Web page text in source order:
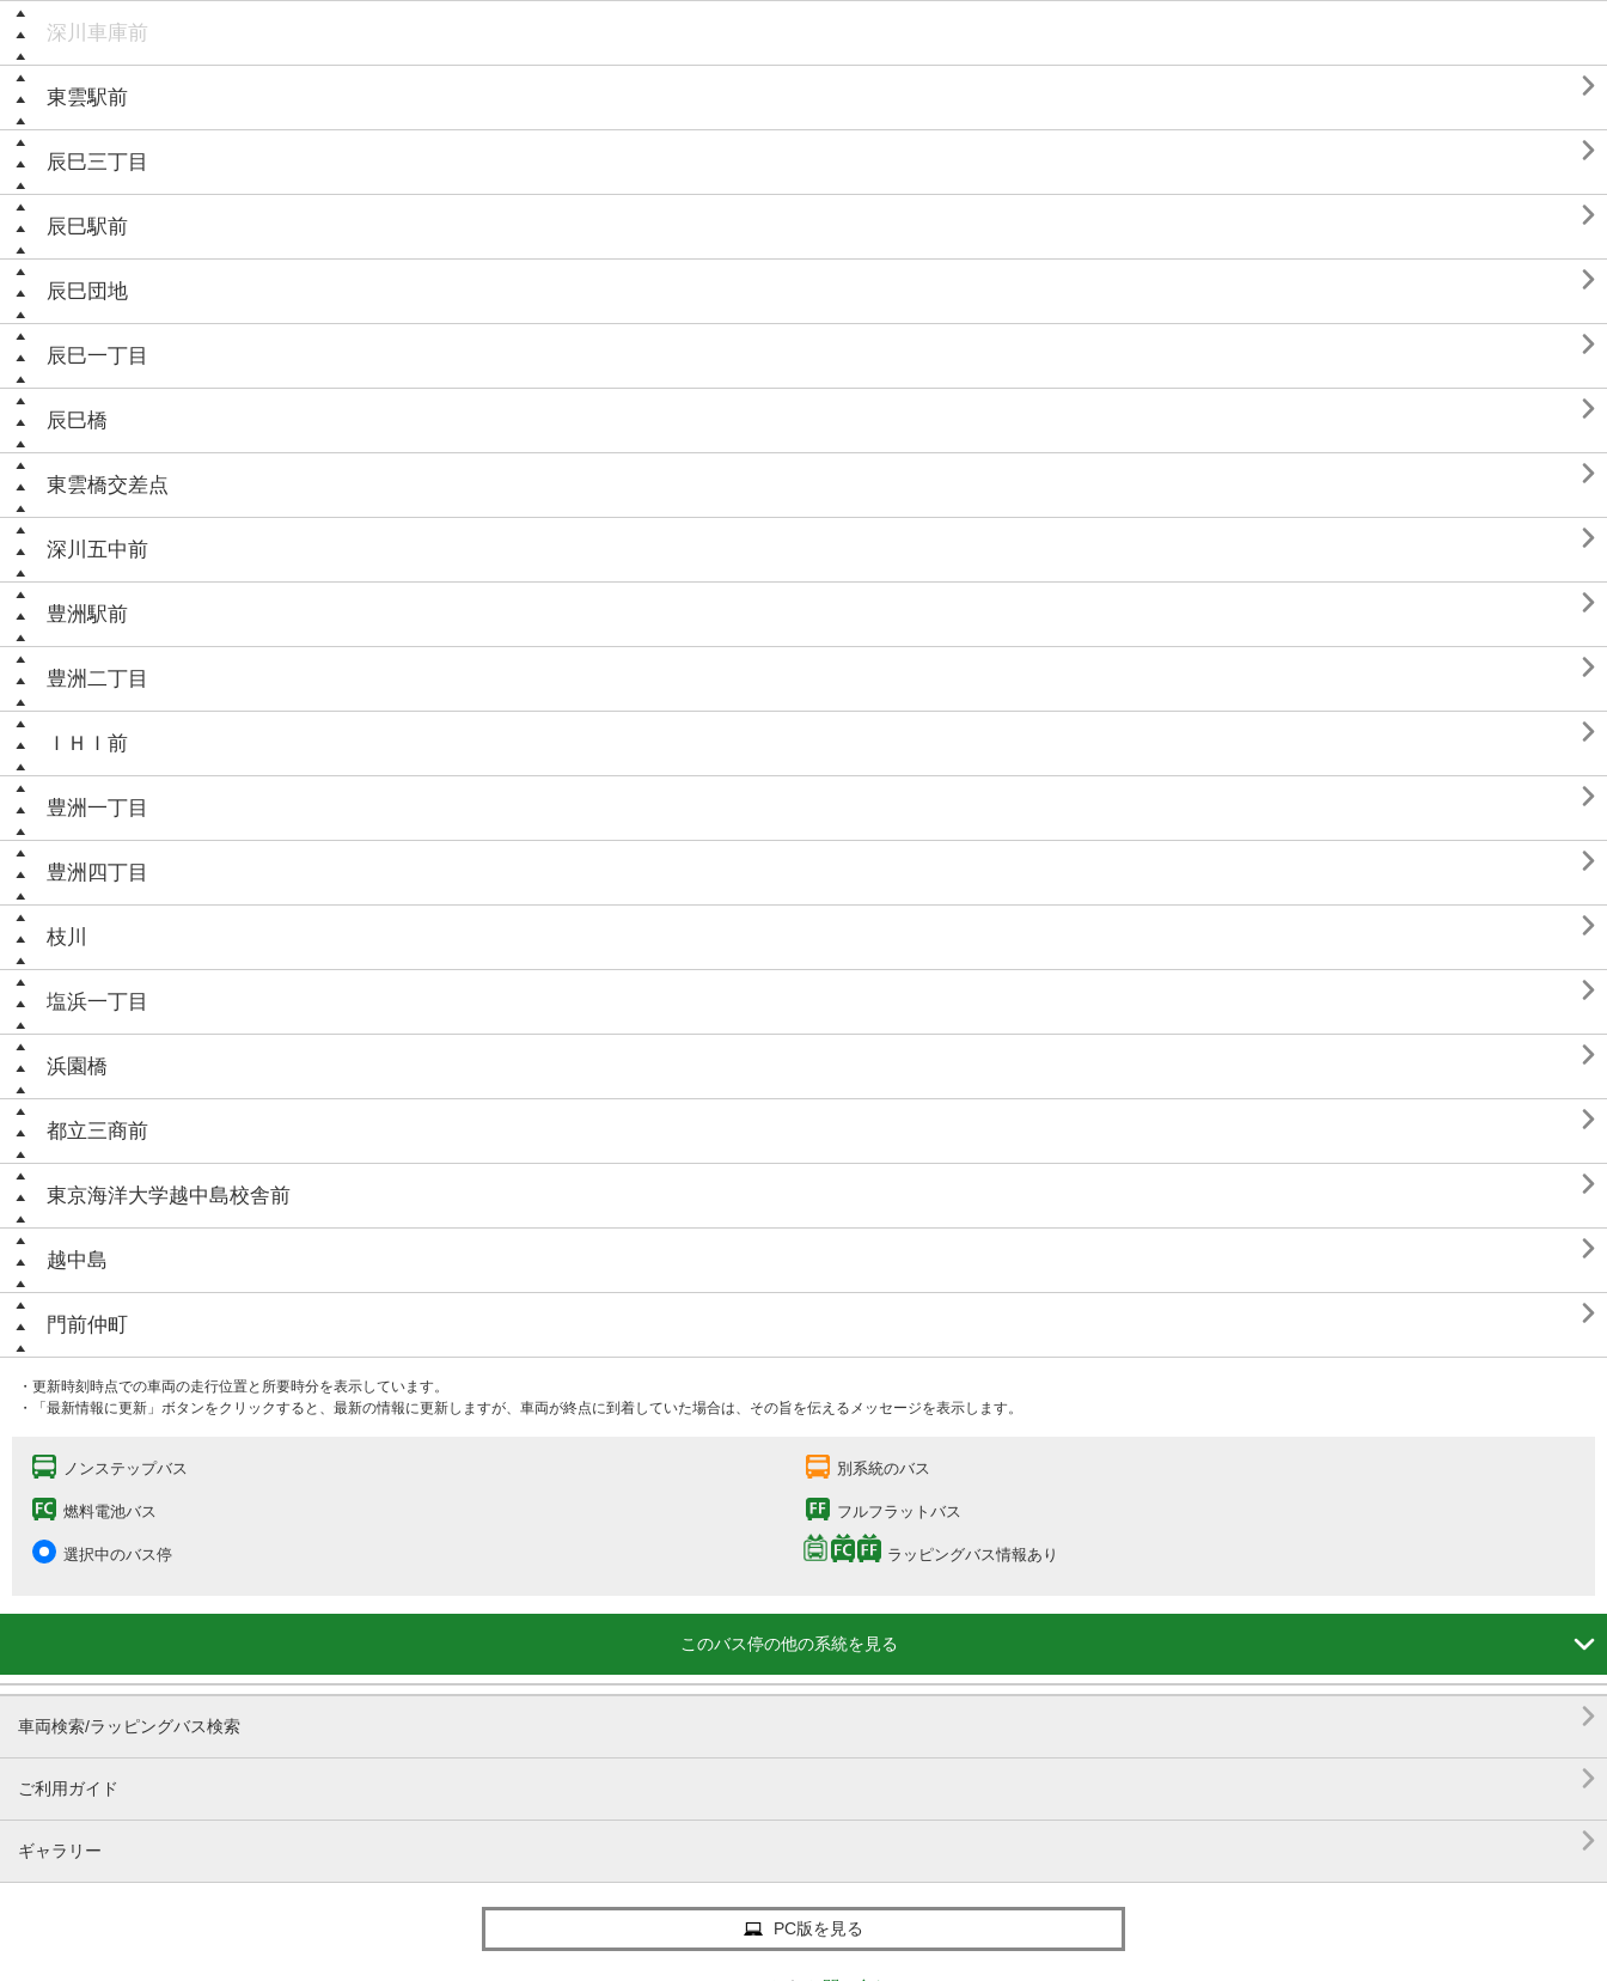
深川車庫前
東雲駅前 
辰巳三丁目 
辰巳駅前 
辰巳団地 
辰巳一丁目 
辰巳橋 
東雲橋交差点 
深川五中前 
豊洲駅前 
豊洲二丁目 
ＩＨＩ前 
豊洲一丁目 
豊洲四丁目 
枝川 
塩浜一丁目 
浜園橋 
都立三商前 
東京海洋大学越中島校舎前 
越中島 
門前仲町 
・更新時刻時点での車両の走行位置と所要時分を表示しています。
・「最新情報に更新」ボタンをクリックすると、最新の情報に更新しますが、車両が終点に到着していた場合は、その旨を伝えるメッセージを表示します。
ノンステップバス 別系統のバス
燃料電池バス フルフラットバス
選択中のバス停 ラッピングバス情報あり
このバス停の他の系統を見る 
車両検索/ラッピングバス検索 
ご利用ガイド 
ギャラリー 
PC版を見る